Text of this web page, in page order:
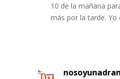
10 de la mañana
más por la tarde. Yo